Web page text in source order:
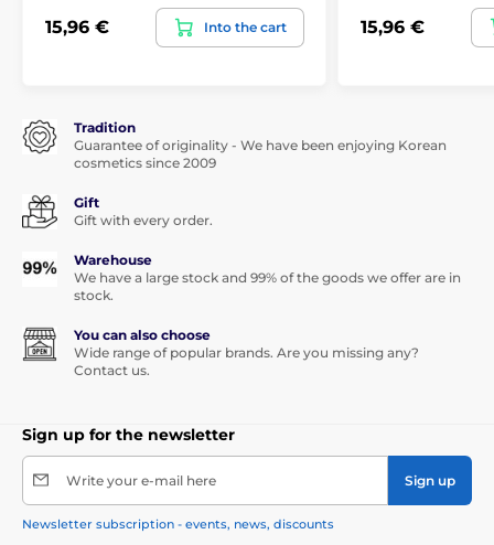
15,96 € Into the cart 15,96 €
Tradition
Guarantee of originality - We have been enjoying Korean
cosmetics since 2009
Gift
Gift with every order.
Warehouse
We have a large stock and 99% of the goods we offer are in
stock.
You can also choose
Wide range of popular brands. Are you missing any?
Contact us.
Sign up for the newsletter
Write your e-mail here Sign up
Newsletter subscription - events, news, discounts